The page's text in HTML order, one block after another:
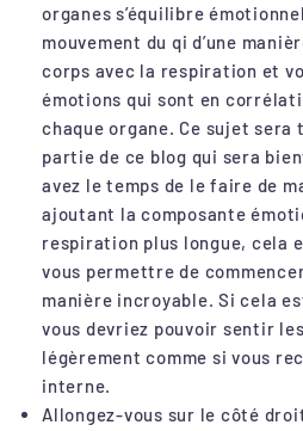
organes s’équilibre
mouvement du qi d’une
corps avec la respiration et
émotions qui sont en
chaque organe. Ce sujet sera
partie de ce blog qui sera
avez le temps de le faire de
ajoutant la composante
respiration plus longue, cela
vous permettre de
manière incroyable. Si cela
vous devriez pouvoir sentir
légèrement comme si vous
interne.
Allongez-vous sur le côté